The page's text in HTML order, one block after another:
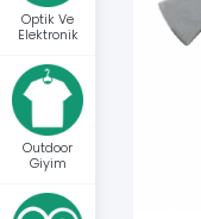
Optik Ve
Elektronik
Outdoor
Giyim